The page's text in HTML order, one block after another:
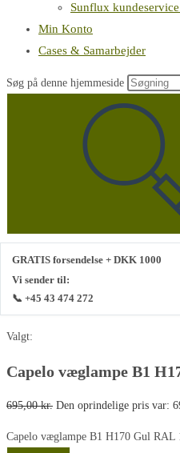
Sunflux
Min Konto
Cases & Samarbejder
Søg på denne hjemmeside
GRATIS forsendelse + DKK 1000
Vi sender til:
📞 +45 43 474 272
Valgt:
Capelo væglampe B1
695,00kr. Den oprindelige pris var:
Capelo væglampe B1 H170 Gul RAL